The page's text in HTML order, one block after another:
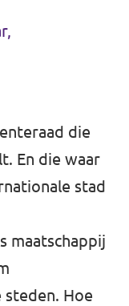
die
En die waar
stad
maatschappij
Hoe